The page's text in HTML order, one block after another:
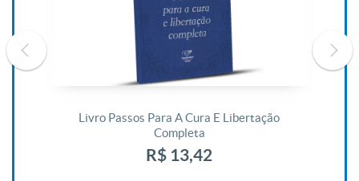
Livro Passos Para A Cura E Libertação
Completa
R$ 13,42